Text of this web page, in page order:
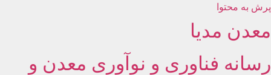
پرش به محتوا
معدن مدیا
رسانه فناوری و نوآوری معدن و